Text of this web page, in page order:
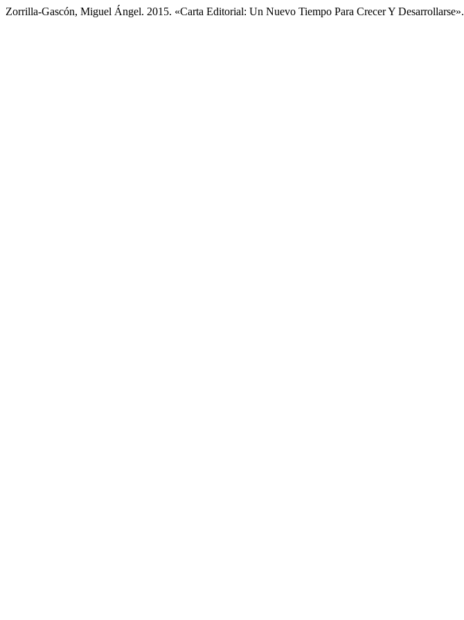
Zorrilla-Gascón, Miguel Ángel. 2015. «Carta Editorial: Un Nuevo Tiempo Para Crecer Y Desarrollarse».